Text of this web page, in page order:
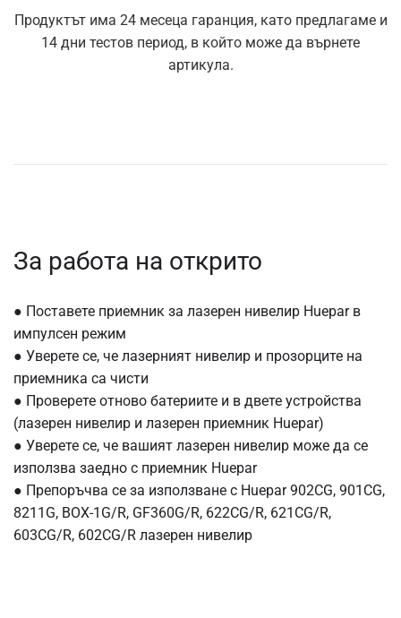
Продуктът има 24 месеца гаранция, като предлагаме и
14 дни тестов период, в който може да върнете
артикула.
За работа на открито
● Поставете приемник за лазерен нивелир Huepar в
импулсен режим
● Уверете се, че лазерният нивелир и прозорците на
приемника са чисти
● Проверете отново батериите и в двете устройства
(лазерен нивелир и лазерен приемник Huepar)
● Уверете се, че вашият лазерен нивелир може да се
използва заедно с приемник Huepar
● Препоръчва се за използване с Huepar 902CG, 901CG,
8211G, BOX-1G/R, GF360G/R, 622CG/R, 621CG/R,
603CG/R, 602CG/R лазерен нивелир